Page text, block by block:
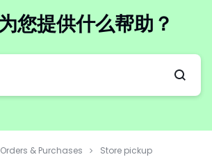
您提供什么帮助？
Orders & Purchases Store pickup